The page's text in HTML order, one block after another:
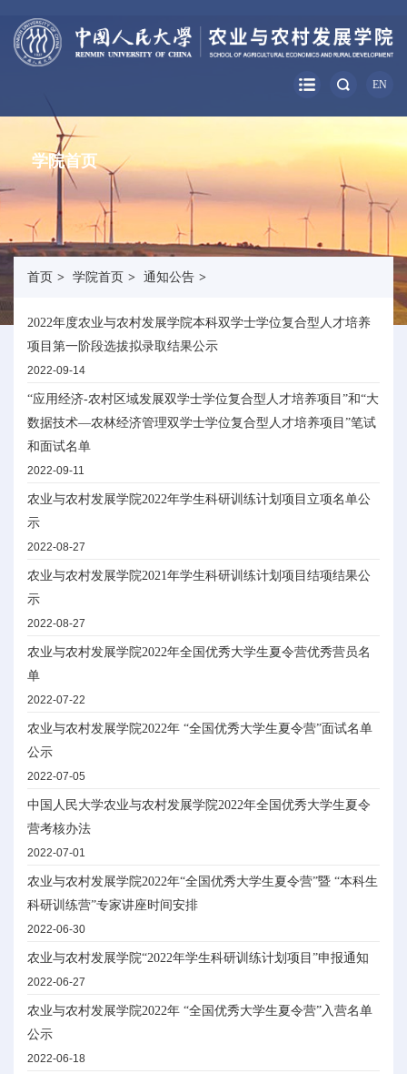
EN
学院首页
首页 > 学院首页 > 通知公告 >
2022年度农业与农村发展学院本科双学士学位复合型人才培养
项目第一阶段选拔拟录取结果公示
2022-09-14
“应用经济-农村区域发展双学士学位复合型人才培养项目”和“大
数据技术—农林经济管理双学士学位复合型人才培养项目”笔试
和面试名单
2022-09-11
农业与农村发展学院2022年学生科研训练计划项目立项名单公
示
2022-08-27
农业与农村发展学院2021年学生科研训练计划项目结项结果公
示
2022-08-27
农业与农村发展学院2022年全国优秀大学生夏令营优秀营员名
单
2022-07-22
农业与农村发展学院2022年 “全国优秀大学生夏令营”面试名单
公示
2022-07-05
中国人民大学农业与农村发展学院2022年全国优秀大学生夏令
营考核办法
2022-07-01
农业与农村发展学院2022年“全国优秀大学生夏令营”暨 “本科生
科研训练营”专家讲座时间安排
2022-06-30
农业与农村发展学院“2022年学生科研训练计划项目”申报通知
2022-06-27
农业与农村发展学院2022年 “全国优秀大学生夏令营”入营名单
公示
2022-06-18